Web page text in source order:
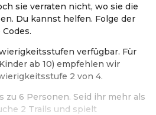
sie verraten nicht, wo sie die
Du kannst helfen. Folge der
verfügbar. Für
ab 10) empfehlen wir
2 von 4.
zu 6 Personen. Seid ihr mehr als
2 Trails und spielt